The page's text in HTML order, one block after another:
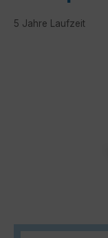
5 Jahre Laufzeit